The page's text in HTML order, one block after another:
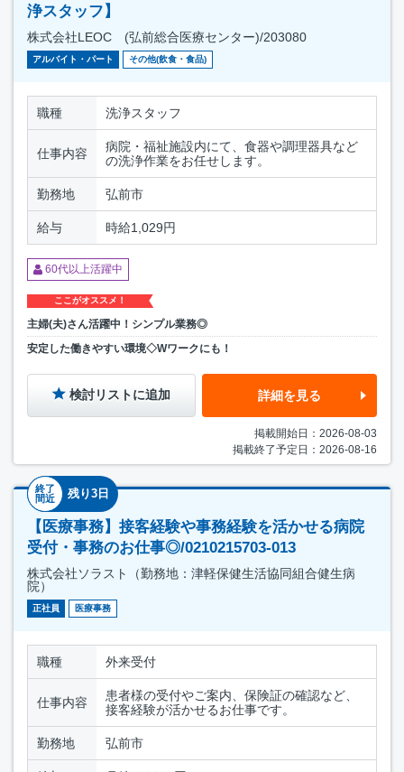
浄スタッフ】
株式会社LEOC (弘前総合医療センター)/203080
アルバイト・パート その他(飲食・食品)
職種 洗浄スタッフ
仕事内容
病院・福祉施設内にて、食器や調理器具など
の洗浄作業をお任せします。
勤務地 弘前市
給与 時給1,029円
60代以上活躍中
ここがオススメ！
主婦(夫)さん活躍中！シンプル業務◎
安定した働きやすい環境◇Wワークにも！
検討リストに追加 詳細を見る
掲載開始日：2026-08-03
掲載終了予定日：2026-08-16
終了
間近
残り3日
【医療事務】接客経験や事務経験を活かせる病院
受付・事務のお仕事◎/0210215703-013
株式会社ソラスト（勤務地：津軽保健生活協同組合健生病
院）
正社員 医療事務
職種 外来受付
仕事内容
患者様の受付やご案内、保険証の確認など、
接客経験が活かせるお仕事です。
勤務地 弘前市